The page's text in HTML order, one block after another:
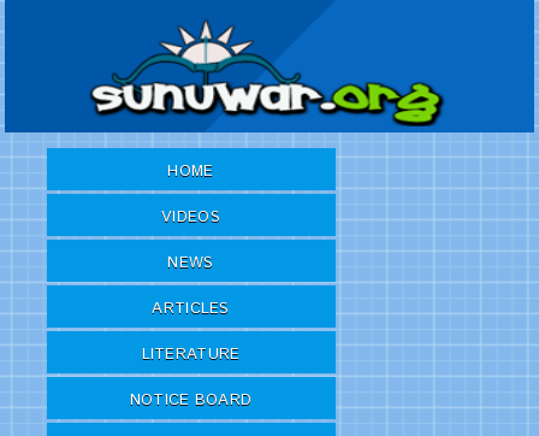
HOME
VIDEOS
NEWS
ARTICLES
LITERATURE
NOTICE BOARD